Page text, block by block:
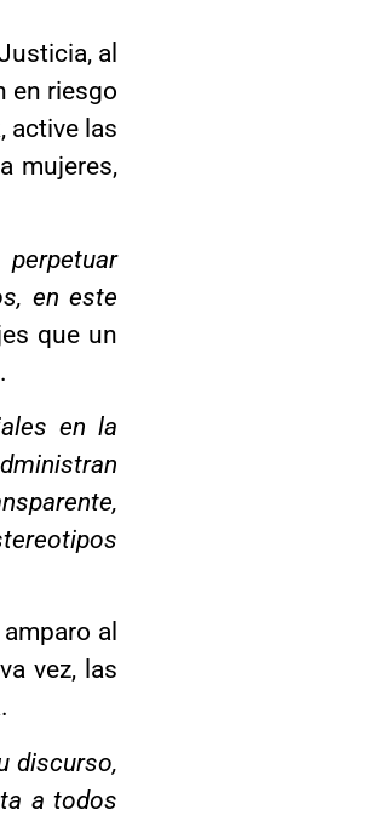
al
en riesgo
active las
mujeres,
en este
que un
en la
al
vez, las
discurso,
a todos